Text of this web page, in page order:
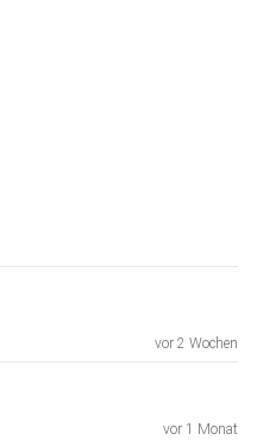
vor 2 Wochen
vor 1 Monat